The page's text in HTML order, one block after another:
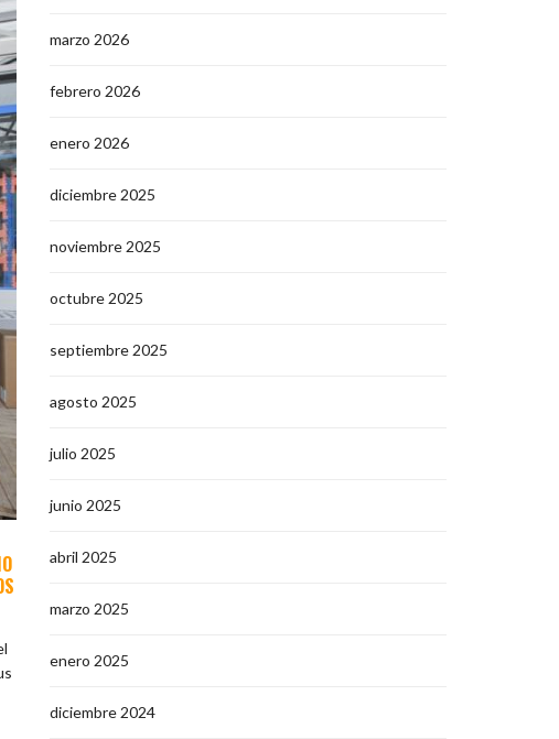
marzo 2026
febrero 2026
enero 2026
diciembre 2025
noviembre 2025
octubre 2025
septiembre 2025
agosto 2025
julio 2025
junio 2025
abril 2025
marzo 2025
enero 2025
diciembre 2024